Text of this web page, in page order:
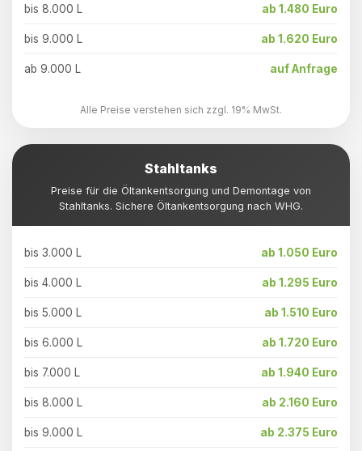
bis 8.000 L ab 1.480 Euro
bis 9.000 L ab 1.620 Euro
ab 9.000 L auf Anfrage
Alle Preise verstehen sich zzgl. 19% MwSt.
Stahltanks
Preise für die Öltankentsorgung und Demontage von
Stahltanks. Sichere Öltankentsorgung nach WHG.
bis 3.000 L ab 1.050 Euro
bis 4.000 L ab 1.295 Euro
bis 5.000 L ab 1.510 Euro
bis 6.000 L ab 1.720 Euro
bis 7.000 L ab 1.940 Euro
bis 8.000 L ab 2.160 Euro
bis 9.000 L ab 2.375 Euro